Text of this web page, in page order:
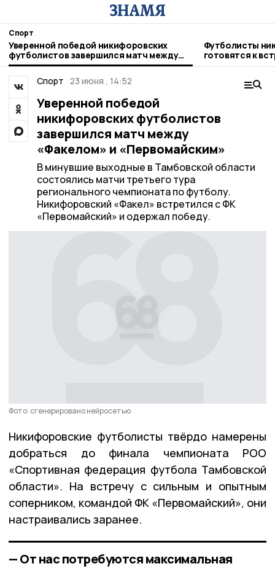
Спорт
Уверенной победой никифоровских
футболистов завершился матч между
«Факелом» и «Первомайским»
Футболисты
готовятся к
Котовска
Спорт 23 июня , 14:52
Уверенной победой
никифоровских футболистов
завершился матч между
«Факелом» и «Первомайским»
В минувшие выходные в Тамбовской области
состоялись матчи третьего тура
регионального чемпионата по футболу.
Никифоровский «Факел» встретился с ФК
«Первомайский» и одержал победу.
Фото: сгенерировано нейросетью
Никифоровские футболисты твёрдо намерены
добраться до финала чемпионата РОО
«Спортивная федерация футбола Тамбовской
области». На встречу с сильным и опытным
соперником, командой ФК «Первомайский», они
настраивались заранее.
— От нас потребуются максимальная